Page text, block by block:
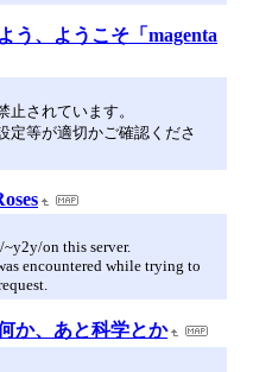
う、ようこそ「magenta
されています。
定等が適切かご確認くださ
~y2y/on this server.
encountered while trying to
か、あと科学とか